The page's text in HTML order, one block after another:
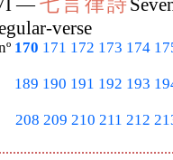
—
verse
170 171 172 173 174
189 190 191 192 193
208 209 210 211 212